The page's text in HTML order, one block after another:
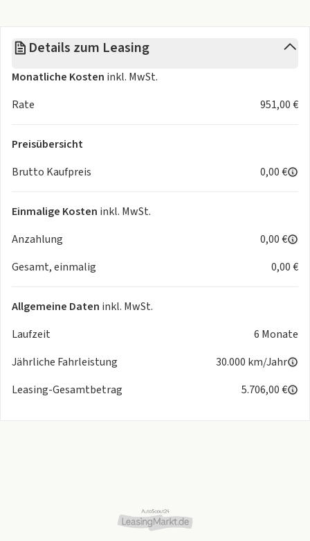
Details zum Leasing
Monatliche Kosten inkl. MwSt.
Rate
951,00 €
Preisübersicht
Brutto Kaufpreis
0,00 €
Einmalige Kosten inkl. MwSt.
Anzahlung
0,00 €
Gesamt, einmalig
0,00 €
Allgemeine Daten inkl. MwSt.
Laufzeit
6 Monate
Jährliche Fahrleistung
30.000 km/Jahr
Leasing-Gesamtbetrag
5.706,00 €